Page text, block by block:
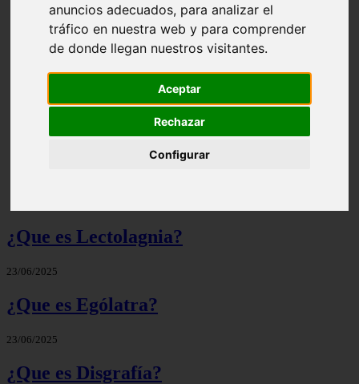
anuncios adecuados, para analizar el
tráfico en nuestra web y para comprender
de donde llegan nuestros visitantes.
Aceptar
Rechazar
Configurar
¿Que es Lectolagnia?
23/06/2025
¿Que es Ególatra?
23/06/2025
¿Que es Disgrafía?